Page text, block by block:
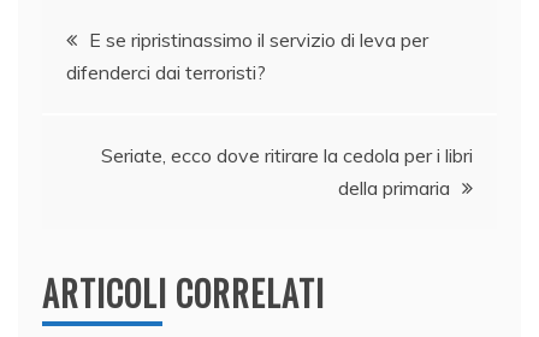
b
o
k
dI
n
A
p
vi
Navigazione
articoli
E se ripristinassimo il servizio di leva per
difenderci dai terroristi?
Seriate, ecco dove ritirare la cedola per i libri
della primaria
ARTICOLI CORRELATI